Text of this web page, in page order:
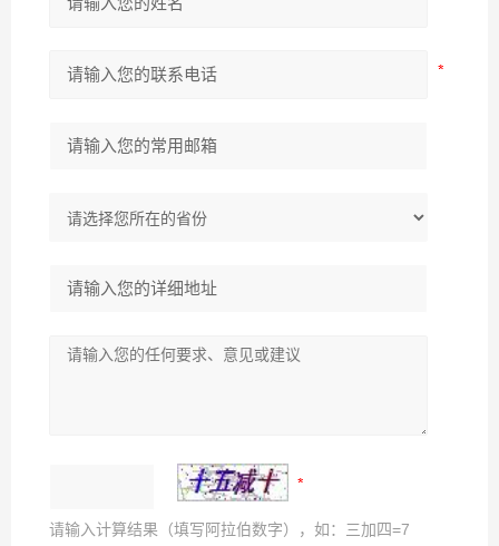
请输入计算结果（填写阿拉伯数字），如：三加四=7